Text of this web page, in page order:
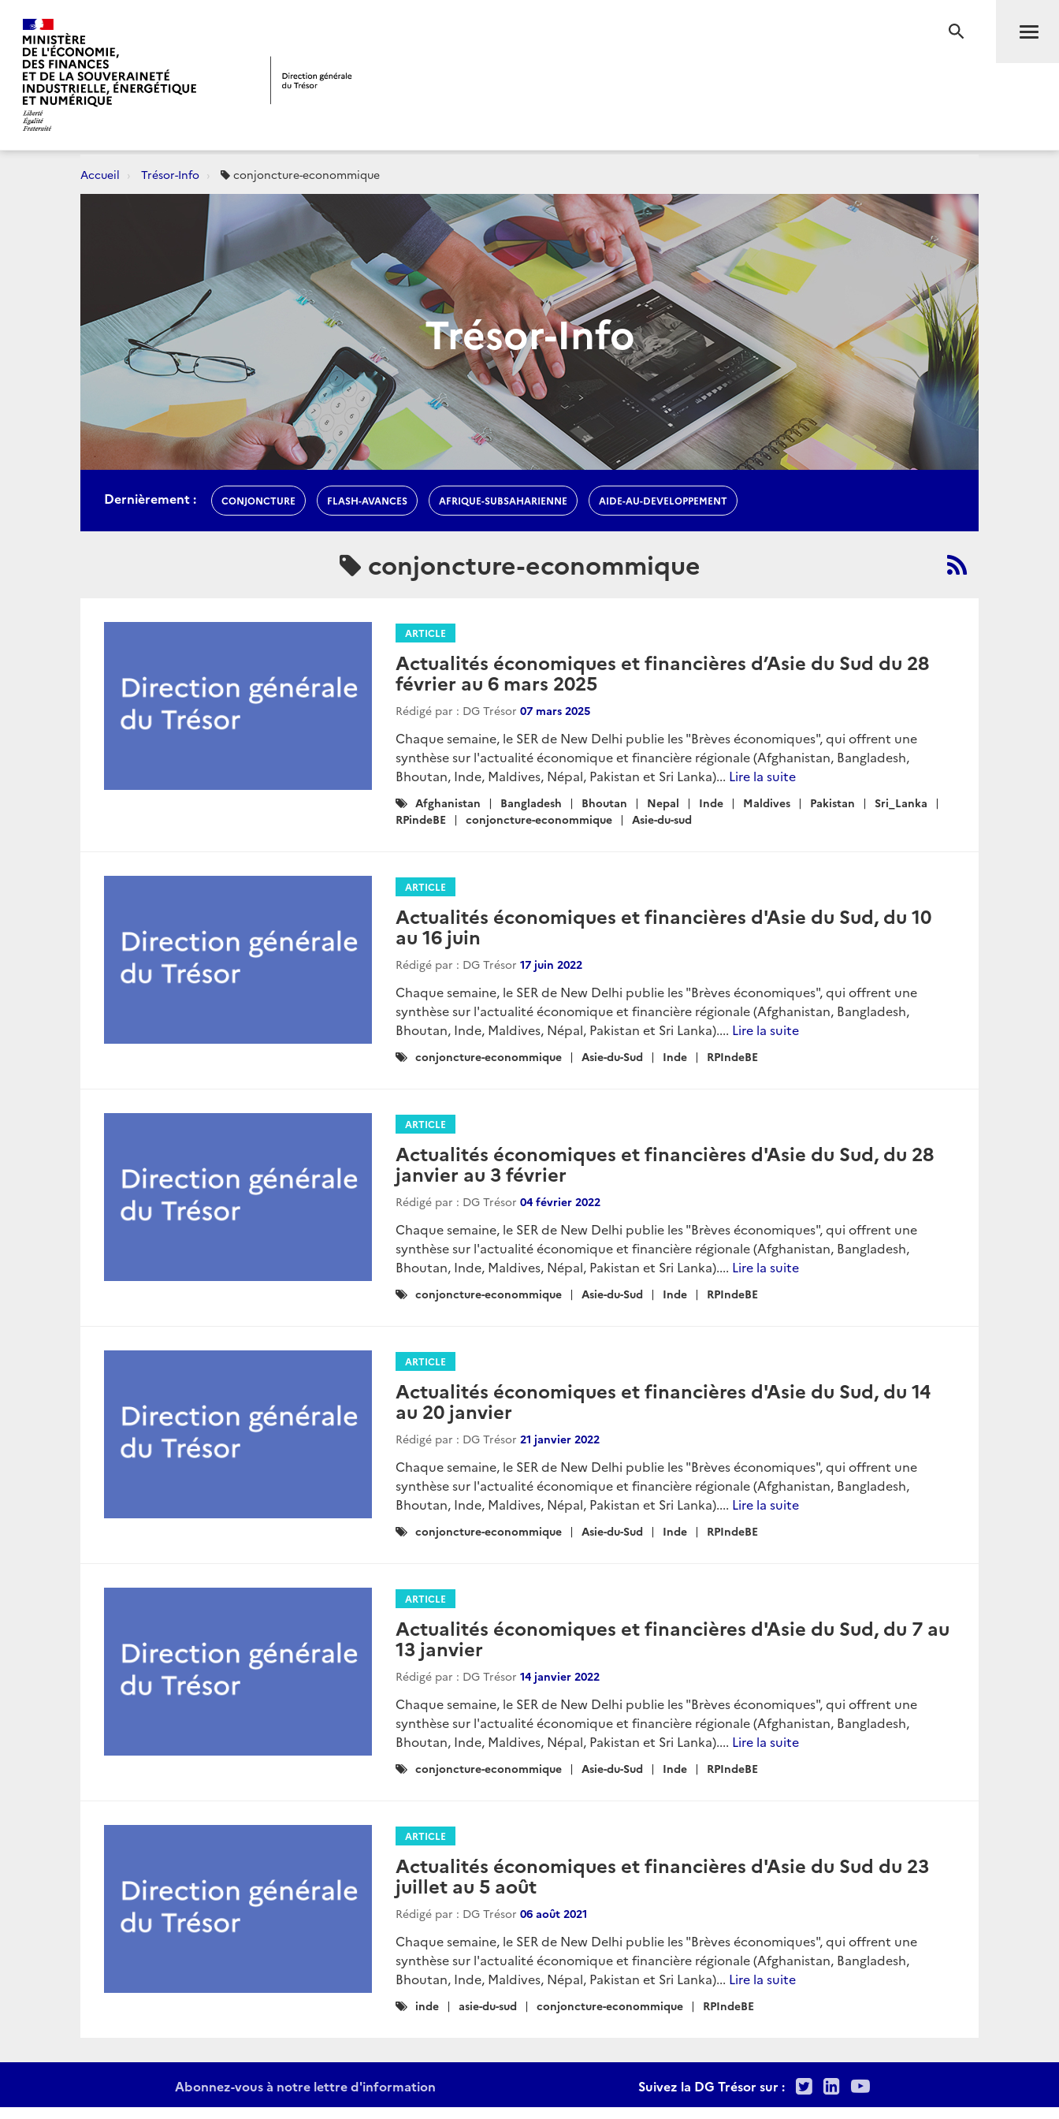
RECHERCHE
Accueil Trésor-Info conjoncture-econommique
Trésor-Info
Dernièrement : CONJONCTURE FLASH-AVANCES AFRIQUE-SUBSAHARIENNE AIDE-AU-DEVELOPPEMENT
conjoncture-econommique
ARTICLE
Actualités économiques et financières d’Asie du Sud du 28
février au 6 mars 2025
Rédigé par : DG Trésor 07 mars 2025
Chaque semaine, le SER de New Delhi publie les "Brèves économiques", qui offrent une
synthèse sur l'actualité économique et financière régionale (Afghanistan, Bangladesh,
Bhoutan, Inde, Maldives, Népal, Pakistan et Sri Lanka)... Lire la suite
Catégories
:
Afghanistan Bangladesh Bhoutan Nepal Inde Maldives Pakistan
Sri_Lanka
RPindeBE
conjoncture-econommique Asie-du-sud
ARTICLE
Actualités économiques et financières d'Asie du Sud, du 10
au 16 juin
Rédigé par : DG Trésor 17 juin 2022
Chaque semaine, le SER de New Delhi publie les "Brèves économiques", qui offrent une
synthèse sur l'actualité économique et financière régionale (Afghanistan, Bangladesh,
Bhoutan, Inde, Maldives, Népal, Pakistan et Sri Lanka).... Lire la suite
Catégories
conjoncture-econommique Asie-du-Sud Inde RPIndeBE
ARTICLE
Actualités économiques et financières d'Asie du Sud, du 28
janvier au 3 février
Rédigé par : DG Trésor 04 février 2022
Chaque semaine, le SER de New Delhi publie les "Brèves économiques", qui offrent une
synthèse sur l'actualité économique et financière régionale (Afghanistan, Bangladesh,
Bhoutan, Inde, Maldives, Népal, Pakistan et Sri Lanka).... Lire la suite
Catégories
conjoncture-econommique Asie-du-Sud Inde RPIndeBE
ARTICLE
Actualités économiques et financières d'Asie du Sud, du 14
au 20 janvier
Rédigé par : DG Trésor 21 janvier 2022
Chaque semaine, le SER de New Delhi publie les "Brèves économiques", qui offrent une
synthèse sur l'actualité économique et financière régionale (Afghanistan, Bangladesh,
Bhoutan, Inde, Maldives, Népal, Pakistan et Sri Lanka).... Lire la suite
Catégories
conjoncture-econommique Asie-du-Sud Inde RPIndeBE
ARTICLE
Actualités économiques et financières d'Asie du Sud, du 7 au
13 janvier
Rédigé par : DG Trésor 14 janvier 2022
Chaque semaine, le SER de New Delhi publie les "Brèves économiques", qui offrent une
synthèse sur l'actualité économique et financière régionale (Afghanistan, Bangladesh,
Bhoutan, Inde, Maldives, Népal, Pakistan et Sri Lanka).... Lire la suite
Catégories
conjoncture-econommique Asie-du-Sud Inde RPIndeBE
ARTICLE
Actualités économiques et financières d'Asie du Sud du 23
juillet au 5 août
Rédigé par : DG Trésor 06 août 2021
Chaque semaine, le SER de New Delhi publie les "Brèves économiques", qui offrent une
synthèse sur l'actualité économique et financière régionale (Afghanistan, Bangladesh,
Bhoutan, Inde, Maldives, Népal, Pakistan et Sri Lanka)... Lire la suite
Catégories
inde asie-du-sud conjoncture-econommique RPIndeBE
Abonnez-vous à notre lettre d'information Suivez la DG Trésor sur : TwitterLinkedIn
Youtube